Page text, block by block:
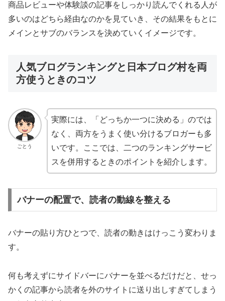
商品レビューや体験談の記事をしっかり読んでくれる人が
多いのはどちら経由なのかを見ていき、その結果をもとに
メインとサブのバランスを決めていくイメージです。
人気ブログランキングと日本ブログ村を両
方使うときのコツ
ごとう
実際には、「どっちか一つに決める」のでは
なく、両方をうまく使い分けるブロガーも多
いです。ここでは、二つのランキングサービ
スを併用するときのポイントを紹介します。
バナーの配置で、読者の動線を整える
バナーの貼り方ひとつで、読者の動きはけっこう変わりま
す。
何も考えずにサイドバーにバナーを並べるだけだと、せっ
かくの記事から読者を外のサイトに送り出しすぎてしまう